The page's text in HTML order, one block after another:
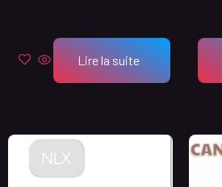
Lire la suite